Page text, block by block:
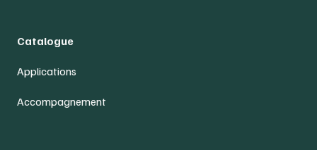
Catalogue
Applications
Accompagnement